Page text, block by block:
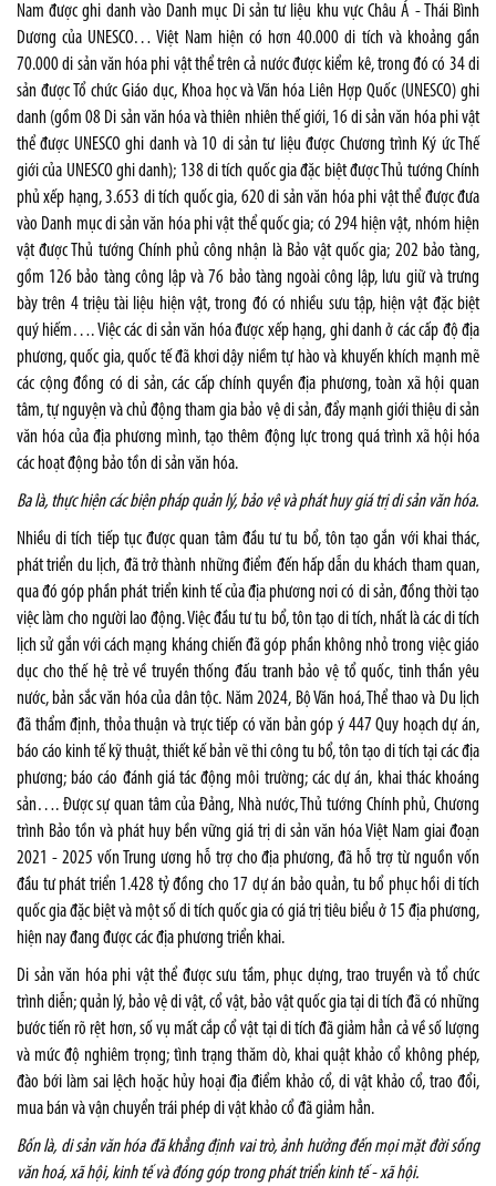
Nam được ghi danh vào Danh mục Di sản tư liệu khu vực Châu Á - Thái Bình
Dương của UNESCO… Việt Nam hiện có hơn 40.000 di tích và khoảng gần
70.000 di sản văn hóa phi vật thể trên cả nước được kiểm kê, trong đó có 34 di
sản được Tổ chức Giáo dục, Khoa học và Văn hóa Liên Hợp Quốc (UNESCO) ghi
danh (gồm 08 Di sản văn hóa và thiên nhiên thế giới, 16 di sản văn hóa phi vật
thể được UNESCO ghi danh và 10 di sản tư liệu được Chương trình Ký ức Thế
giới của UNESCO ghi danh); 138 di tích quốc gia đặc biệt được Thủ tướng Chính
phủ xếp hạng, 3.653 di tích quốc gia, 620 di sản văn hóa phi vật thể được đưa
vào Danh mục di sản văn hóa phi vật thể quốc gia; có 294 hiện vật, nhóm hiện
vật được Thủ tướng Chính phủ công nhận là Bảo vật quốc gia; 202 bảo tàng,
gồm 126 bảo tàng công lập và 76 bảo tàng ngoài công lập, lưu giữ và trưng
bày trên 4 triệu tài liệu hiện vật, trong đó có nhiều sưu tập, hiện vật đặc biệt
quý hiếm…. Việc các di sản văn hóa được xếp hạng, ghi danh ở các cấp độ địa
phương, quốc gia, quốc tế đã khơi dậy niềm tự hào và khuyến khích mạnh mẽ
các cộng đồng có di sản, các cấp chính quyền địa phương, toàn xã hội quan
tâm, tự nguyện và chủ động tham gia bảo vệ di sản, đẩy mạnh giới thiệu di sản
văn hóa của địa phương mình, tạo thêm động lực trong quá trình xã hội hóa
các hoạt động bảo tồn di sản văn hóa.
Ba là, thực hiện các biện pháp quản lý, bảo vệ và phát huy giá trị di sản văn hóa.
Nhiều di tích tiếp tục được quan tâm đầu tư tu bổ, tôn tạo gắn với khai thác,
phát triển du lịch, đã trở thành những điểm đến hấp dẫn du khách tham quan,
qua đó góp phần phát triển kinh tế của địa phương nơi có di sản, đồng thời tạo
việc làm cho người lao động. Việc đầu tư tu bổ, tôn tạo di tích, nhất là các di tích
lịch sử gắn với cách mạng kháng chiến đã góp phần không nhỏ trong việc giáo
dục cho thế hệ trẻ về truyền thống đấu tranh bảo vệ tổ quốc, tinh thần yêu
nước, bản sắc văn hóa của dân tộc. Năm 2024, Bộ Văn hoá, Thể thao và Du lịch
đã thẩm định, thỏa thuận và trực tiếp có văn bản góp ý 447 Quy hoạch dự án,
báo cáo kinh tế kỹ thuật, thiết kế bản vẽ thi công tu bổ, tôn tạo di tích tại các địa
phương; báo cáo đánh giá tác động môi trường; các dự án, khai thác khoáng
sản…. Được sự quan tâm của Đảng, Nhà nước, Thủ tướng Chính phủ, Chương
trình Bảo tồn và phát huy bền vững giá trị di sản văn hóa Việt Nam giai đoạn
2021 - 2025 vốn Trung ương hỗ trợ cho địa phương, đã hỗ trợ từ nguồn vốn
đầu tư phát triển 1.428 tỷ đồng cho 17 dự án bảo quản, tu bổ phục hồi di tích
quốc gia đặc biệt và một số di tích quốc gia có giá trị tiêu biểu ở 15 địa phương,
hiện nay đang được các địa phương triển khai.
Di sản văn hóa phi vật thể được sưu tầm, phục dựng, trao truyền và tổ chức
trình diễn; quản lý, bảo vệ di vật, cổ vật, bảo vật quốc gia tại di tích đã có những
bước tiến rõ rệt hơn, số vụ mất cắp cổ vật tại di tích đã giảm hẳn cả về số lượng
và mức độ nghiêm trọng; tình trạng thăm dò, khai quật khảo cổ không phép,
đào bới làm sai lệch hoặc hủy hoại địa điểm khảo cổ, di vật khảo cổ, trao đổi,
mua bán và vận chuyển trái phép di vật khảo cổ đã giảm hẳn.
Bốn là, di sản văn hóa đã khẳng định vai trò, ảnh hưởng đến mọi mặt đời sống
văn hoá, xã hội, kinh tế và đóng góp trong phát triển kinh tế - xã hội.